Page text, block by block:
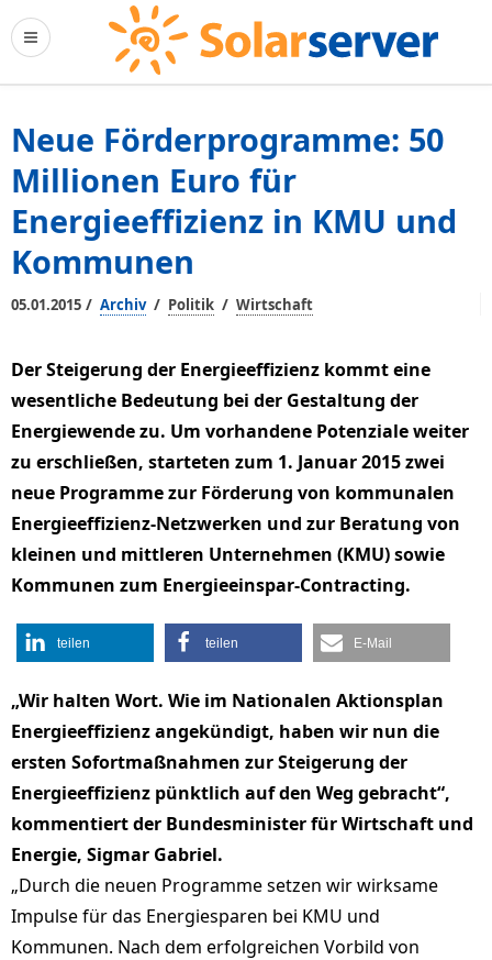
Neue Förderprogramme: 50
Millionen Euro für
Energieeffizienz in KMU und
Kommunen
05.01.2015 / Archiv / Politik / Wirtschaft
Der Steigerung der Energieeffizienz kommt eine
wesentliche Bedeutung bei der Gestaltung der
Energiewende zu. Um vorhandene Potenziale weiter
zu erschließen, starteten zum 1. Januar 2015 zwei
neue Programme zur Förderung von kommunalen
Energieeffizienz-Netzwerken und zur Beratung von
kleinen und mittleren Unternehmen (KMU) sowie
Kommunen zum Energieeinspar-Contracting.
teilen teilen E-Mail
„Wir halten Wort. Wie im Nationalen Aktionsplan
Energieeffizienz angekündigt, haben wir nun die
ersten Sofortmaßnahmen zur Steigerung der
Energieeffizienz pünktlich auf den Weg gebracht“,
kommentiert der Bundesminister für Wirtschaft und
Energie, Sigmar Gabriel.
„Durch die neuen Programme setzen wir wirksame
Impulse für das Energiesparen bei KMU und
Kommunen. Nach dem erfolgreichen Vorbild von